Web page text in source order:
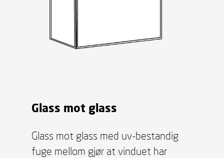
Glass mot glass
Glass mot glass med uv-bestandig
fuge mellom gjør at vinduet har